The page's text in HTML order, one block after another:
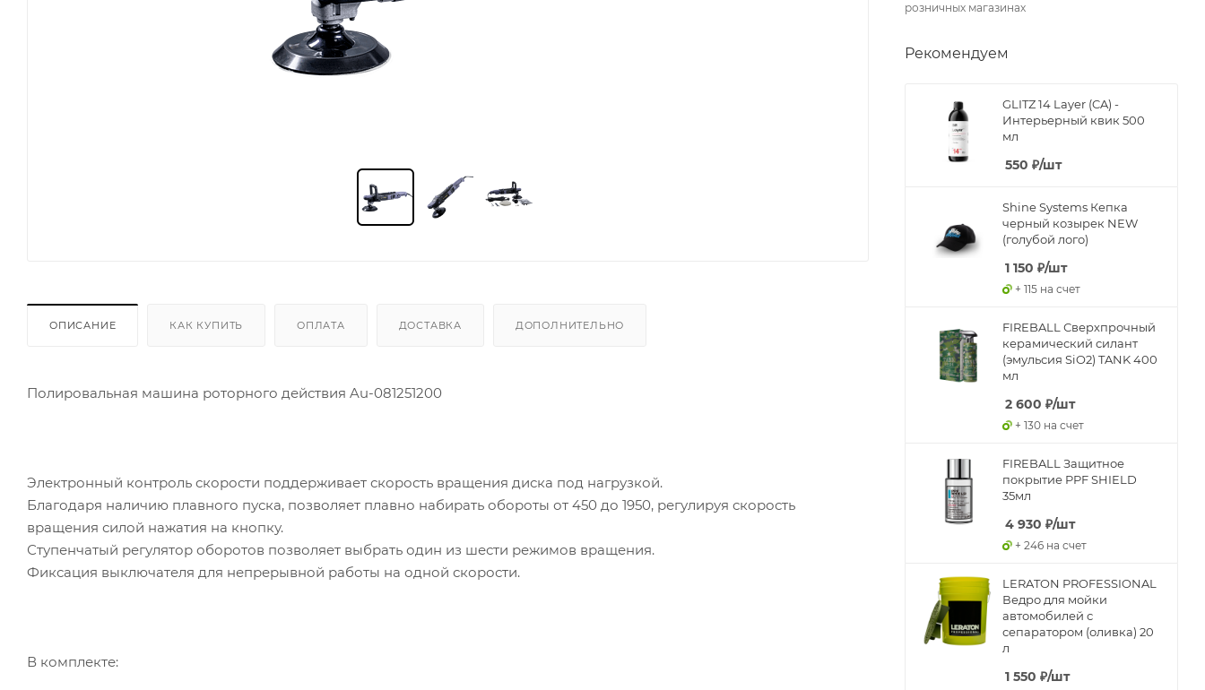
ОПИСАНИЕ КАК КУПИТЬ ОПЛАТА ДОСТАВКА ДОПОЛНИТЕЛЬНО
Полировальная машина роторного действия Au-081251200
Электронный контроль скорости поддерживает скорость вращения диска под нагрузкой.
Благодаря наличию плавного пуска, позволяет плавно набирать обороты от 450 до 1950, регулируя скорость
вращения силой нажатия на кнопку.
Ступенчатый регулятор оборотов позволяет выбрать один из шести режимов вращения.
Фиксация выключателя для непрерывной работы на одной скорости.
В комплекте:
розничных магазинах
Рекомендуем
GLITZ 14 Layer (CA) -
Интерьерный квик 500
мл
550 ₽/шт
Shine Systems Кепка
черный козырек NEW
(голубой лого)
1 150 ₽/шт
+ 115 на счет
FIREBALL Сверхпрочный
керамический силант
(эмульсия SiO2) TANK 400
мл
2 600 ₽/шт
+ 130 на счет
FIREBALL Защитное
покрытие PPF SHIELD
35мл
4 930 ₽/шт
+ 246 на счет
LERATON PROFESSIONAL
Ведро для мойки
автомобилей с
сепаратором (оливка) 20
л
1 550 ₽/шт